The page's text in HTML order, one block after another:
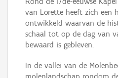
van Lorette heeft zich een
ontwikkeld waarvan de
schaal tot op de dag van
bewaard is gebleven.
In de vallei van de